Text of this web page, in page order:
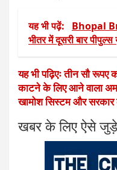
यह भी पढ़ें:
Bhopal
भीतर में दूसरी बार
यह भी पढ़िएः तीन सौ रूपए
काटने के लिए आने वाला
खामोश सिस्टम और
खबर के लिए ऐसे जुड़े